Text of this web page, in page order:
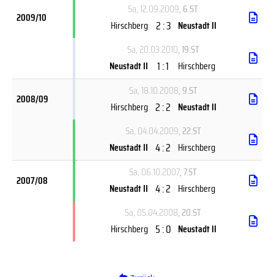
2009/10
Sa, 12.09.2009, 6.ST
Hirschberg 2 : 3 Neustadt II
Sa, 20.03.2010, 19.ST
Neustadt II
1 : 1 Hirschberg
2008/09
Sa, 18.10.2008, 9.ST
Hirschberg 2 : 2 Neustadt II
Sa, 04.04.2009, 22.ST
Neustadt II 4 : 2 Hirschberg
2007/08
Sa, 06.10.2007, 7.ST
Neustadt II 4 : 2 Hirschberg
Sa, 05.04.2008, 20.ST
Hirschberg 5 : 0 Neustadt II